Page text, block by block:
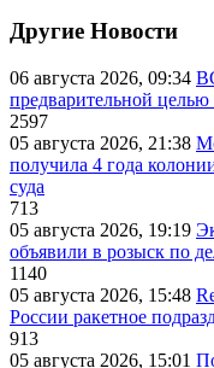
Другие Новости
06 августа 2026, 09:34
предварительной
2597
05 августа 2026, 21:38
получила 4 года
суда
713
05 августа 2026, 19:19
объявили в розыск по
1140
05 августа 2026, 15:48
России ракетное
913
05 августа 2026, 15:01